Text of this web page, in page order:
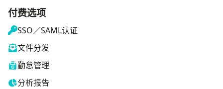
付费选项
SSO／SAML认证
文件分发
勤怠管理
分析报告